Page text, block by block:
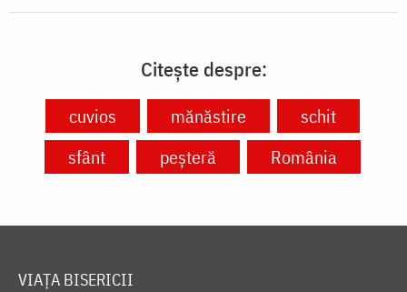
Citește despre:
cuvios mănăstire
schit
sfânt
peșteră România
VIAȚA BISERICII